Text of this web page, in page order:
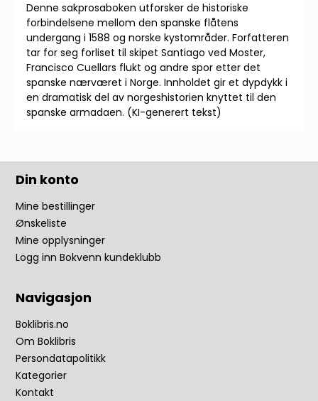
Denne sakprosaboken utforsker de historiske
forbindelsene mellom den spanske flåtens
undergang i 1588 og norske kystområder. Forfatteren
tar for seg forliset til skipet Santiago ved Moster,
Francisco Cuellars flukt og andre spor etter det
spanske nærværet i Norge. Innholdet gir et dypdykk i
en dramatisk del av norgeshistorien knyttet til den
spanske armadaen. (KI-generert tekst)
Din konto
Mine bestillinger
Ønskeliste
Mine opplysninger
Logg inn Bokvenn kundeklubb
Navigasjon
Boklibris.no
Om Boklibris
Persondatapolitikk
Kategorier
Kontakt